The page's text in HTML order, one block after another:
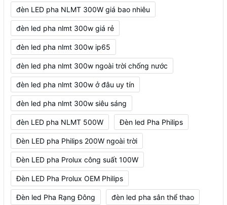
đèn LED pha NLMT 300W giá bao nhiêu
đèn led pha nlmt 300w giá rẻ
đèn led pha nlmt 300w ip65
đèn led pha nlmt 300w ngoài trời chống nước
đèn led pha nlmt 300w ở đâu uy tín
đèn led pha nlmt 300w siêu sáng
đèn LED pha NLMT 500W Đèn led Pha Philips
Đèn LED pha Philips 200W ngoài trời
Đèn LED pha Prolux công suất 100W
Đèn LED Pha Prolux OEM Philips
Đèn led Pha Rạng Đông đèn led pha sân thể thao